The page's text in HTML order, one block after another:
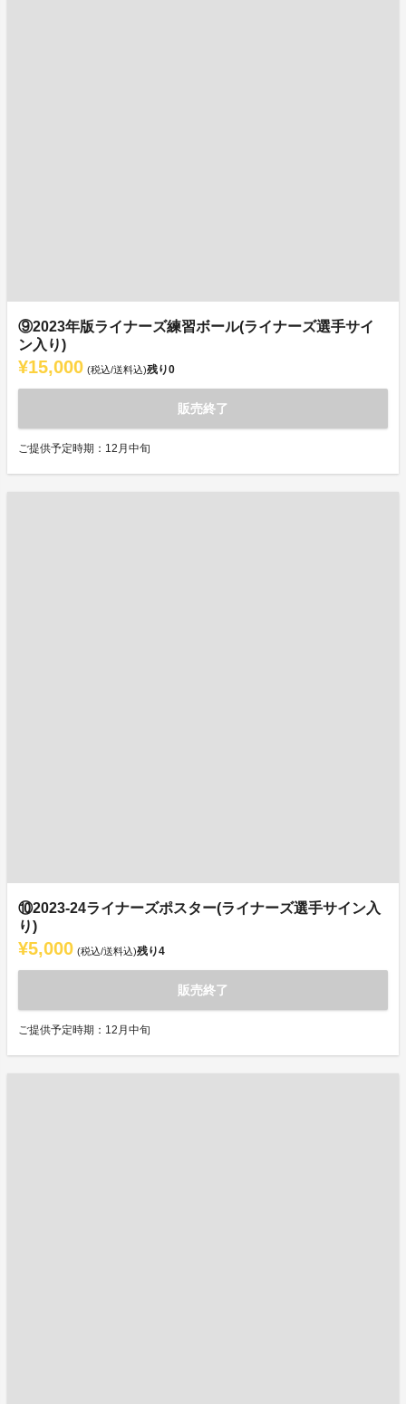
⑨2023年版ライナーズ練習ボール(ライナーズ選手サイ
ン入り)
¥15,000 (税込/送料込)残り0
販売終了
ご提供予定時期：12月中旬
⑩2023-24ライナーズポスター(ライナーズ選手サイン入
り)
¥5,000 (税込/送料込)残り4
販売終了
ご提供予定時期：12月中旬